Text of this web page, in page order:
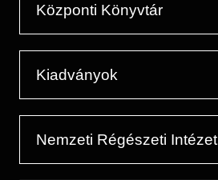
Központi Könyvtár
Kiadványok
Nemzeti Régészeti Intézet